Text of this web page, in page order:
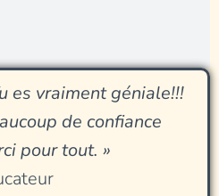
es vraiment géniale!!!
de confiance
pour tout. »